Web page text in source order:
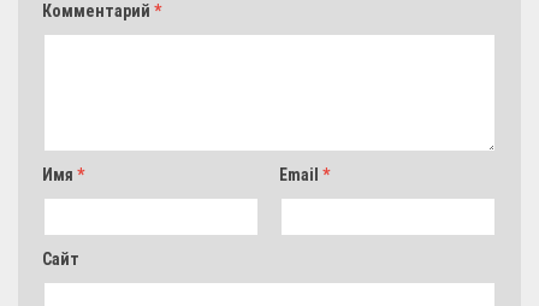
Комментарий *
Имя * Email *
Сайт